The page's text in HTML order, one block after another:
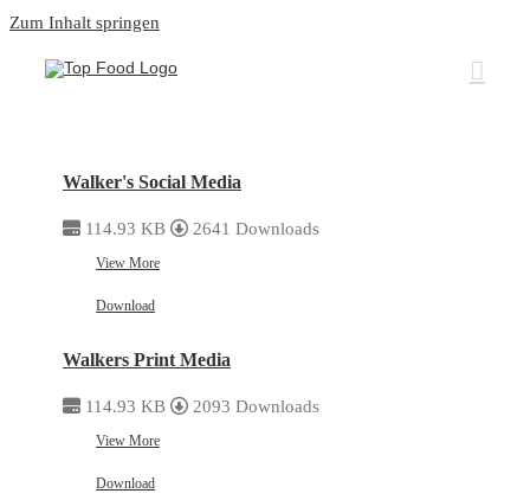
Zum Inhalt springen
Walker's Social Media
114.93 KB 2641 Downloads
View More
Download
Walkers Print Media
114.93 KB 2093 Downloads
View More
Download